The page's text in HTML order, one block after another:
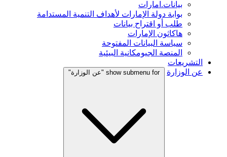
بيانات.امارات
بوابة دولة الإمارات لأهداف التنمية المستدامة
طلب أو اقتراح بيانات
هاكاثون الإمارات
سياسة البيانات المفتوحة
المنصة الجيومكانية البيئية
التشريعات
عن الوزارة
show submenu for "عن الوزارة"